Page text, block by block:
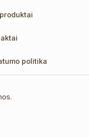
politika